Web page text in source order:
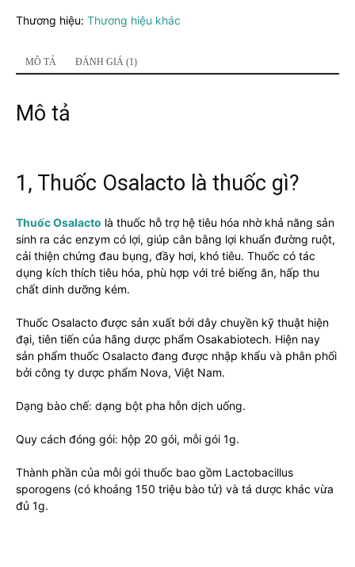
lợi
đường
ruột,
thích
số
lượng
Thương hiệu: Thương hiệu khác
MÔ TẢ ĐÁNH GIÁ (1)
Mô tả
1, Thuốc Osalacto là thuốc gì?
Thuốc Osalacto là thuốc hỗ trợ hệ tiêu hóa nhờ khả năng sản
sinh ra các enzym có lợi, giúp cân bằng lợi khuẩn đường ruột,
cải thiện chứng đau bụng, đầy hơi, khó tiêu. Thuốc có tác
dụng kích thích tiêu hóa, phù hợp với trẻ biếng ăn, hấp thu
chất dinh dưỡng kém.
Thuốc Osalacto được sản xuất bởi dây chuyền kỹ thuật hiện
đại, tiên tiến của hãng dược phẩm Osakabiotech. Hiện nay
sản phẩm thuốc Osalacto đang được nhập khẩu và phân phối
bởi công ty dược phẩm Nova, Việt Nam.
Dạng bào chế: dạng bột pha hỗn dịch uống.
Quy cách đóng gói: hộp 20 gói, mỗi gói 1g.
Thành phần của mỗi gói thuốc bao gồm Lactobacillus
sporogens (có khoảng 150 triệu bào tử) và tá dược khác vừa
đủ 1g.